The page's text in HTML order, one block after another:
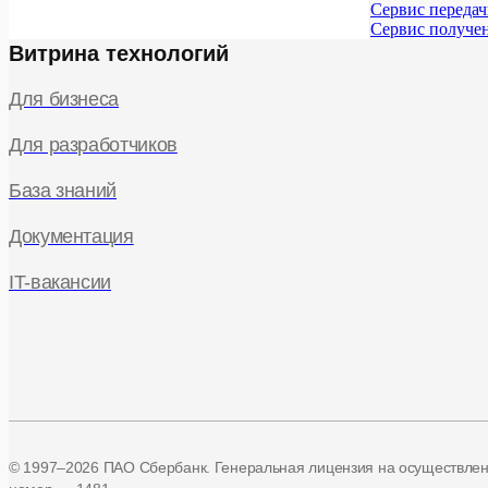
Сервис
Сервис
Витрина технологий
Для бизнеса
Для разработчиков
База знаний
Документация
IT-вакансии
© 1997–2026 ПАО Сбербанк. Генеральная лицензия на